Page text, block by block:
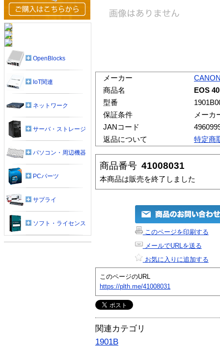
メーカー
商品名
EOS
型番
保証条件
メーカ
JANコード
返品について
特定商
商品番号 41008031
本商品は販売を終了しました
このページを印刷する
メールでURLを送る
お気に入りに追加する
このページのURL
https://plth.me/41008031
関連カテゴリ
1901B
OpenBlocks
IoT関連
ネットワーク
サーバ・ストレージ
パソコン・周辺機器
PCパーツ
サプライ
ソフト・ライセンス